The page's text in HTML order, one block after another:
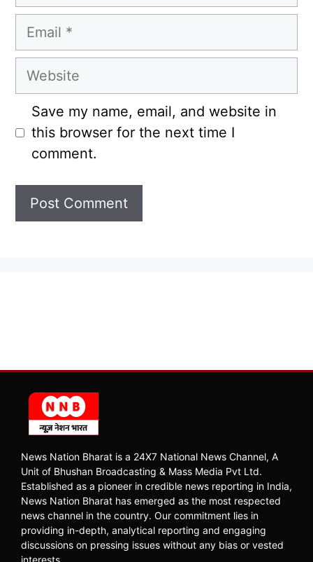
Email
Website
Save my name, email, and website in
this browser for the next time I
comment.
News Nation Bharat is a 24X7 National News Channel, A
Unit of Bhushan Broadcasting & Mass Media Pvt Ltd.
Established as a pioneer in credible news reporting in India,
News Nation Bharat has emerged as the most respected
news channel in the country. Our commitment lies in
providing in-depth, analytical reporting and engaging
discussions on pressing issues without any bias or vested
interests.